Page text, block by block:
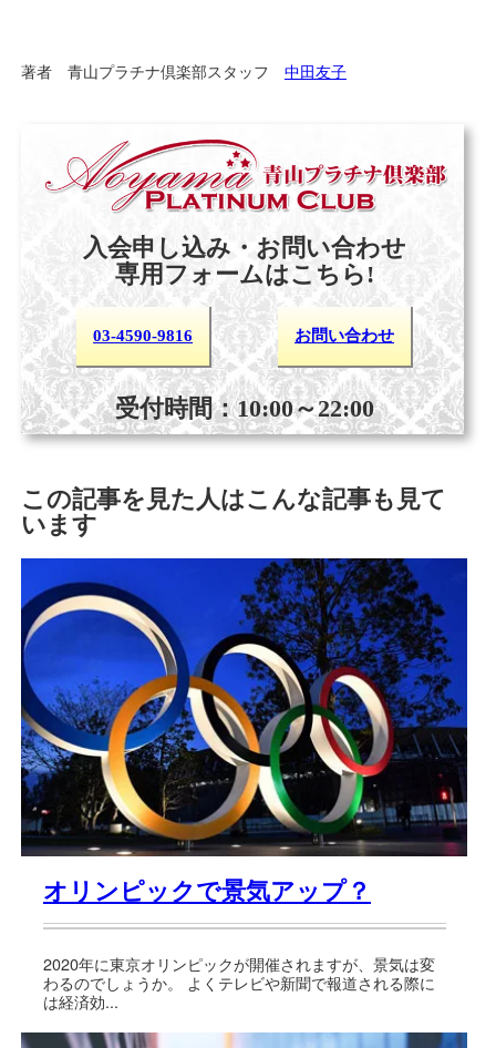
著者 青山プラチナ倶楽部スタッフ 中田友子
入会申し込み・お問い合わせ
専用フォームはこちら!
03-4590-9816 お問い合わせ
受付時間：10:00～22:00
この記事を見た人はこんな記事も見て
います
オリンピックで景気アップ？
2020年に東京オリンピックが開催されますが、景気は変
わるのでしょうか。 よくテレビや新聞で報道される際に
は経済効...